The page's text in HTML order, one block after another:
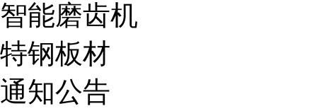
智能磨齿机
特钢板材
通知公告